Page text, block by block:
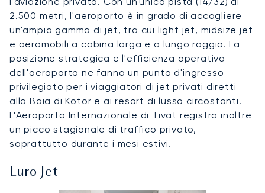
2.500 metri, l'aeroporto è in grado di accogliere
un'ampia gamma di jet, tra cui light jet, midsize jet
e aeromobili a cabina larga e a lungo raggio. La
posizione strategica e l'efficienza operativa
dell'aeroporto ne fanno un punto d'ingresso
privilegiato per i viaggiatori di jet privati diretti
alla Baia di Kotor e ai resort di lusso circostanti.
L'Aeroporto Internazionale di Tivat registra inoltre
un picco stagionale di traffico privato,
soprattutto durante i mesi estivi.
Euro Jet